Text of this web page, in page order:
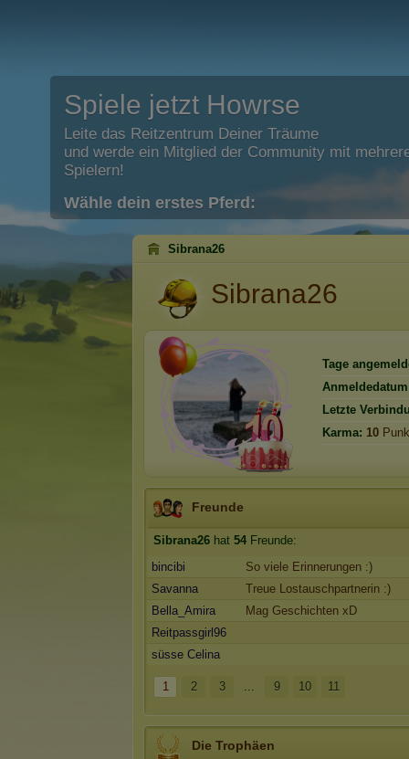
Spiele jetzt Howrse
Leite das Reitzentrum Deiner Träume
und werde ein Mitglied der Community mit
Spielern!
Wähle dein erstes Pferd:
Sibrana26
Sibrana26
Tage
Letzte
Karma: 10
Freunde
Sibrana26 hat 54 Freunde:
bincibi
So viele Erinnerungen :)
Savanna
Treue Lostauschpartnerin :)
Bella_Amira
Mag Geschichten xD
Reitpassgirl96
süsse Celina
1 2 3 ... 9 10 11
Die Trophäen